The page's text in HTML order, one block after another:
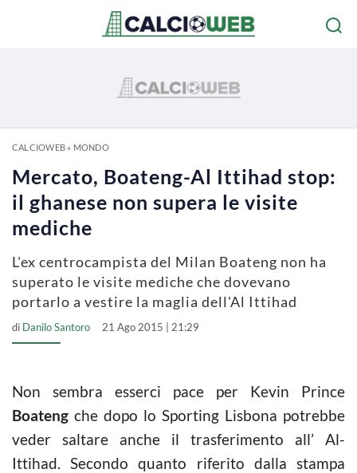
CALCIOWEB» MONDO
Mercato, Boateng-Al Ittihad stop:
il ghanese non supera le visite
mediche
L'ex centrocampista del Milan Boateng non ha
superato le visite mediche che dovevano
portarlo a vestire la maglia dell'Al Ittihad
di Danilo Santoro 21 Ago 2015 | 21:29
Non sembra esserci pace per Kevin Prince
Boateng che dopo lo Sporting Lisbona potrebbe
veder saltare anche il trasferimento all’ Al-
Ittihad. Secondo quanto riferito dalla stampa